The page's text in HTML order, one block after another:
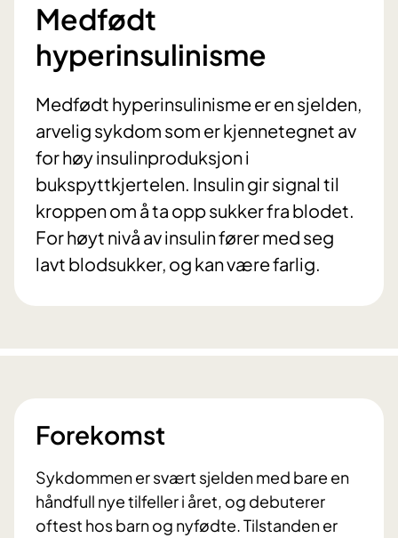
Medfødt
hyperinsulinisme
Medfødt hyperinsulinisme er en sjelden,
arvelig sykdom som er kjennetegnet av
for høy insulinproduksjon i
bukspyttkjertelen. Insulin gir signal til
kroppen om å ta opp sukker fra blodet.
For høyt nivå av insulin fører med seg
lavt blodsukker, og kan være farlig.
Forekomst
Sykdommen er svært sjelden med bare en
håndfull nye tilfeller i året, og debuterer
oftest hos barn og nyfødte. Tilstanden er